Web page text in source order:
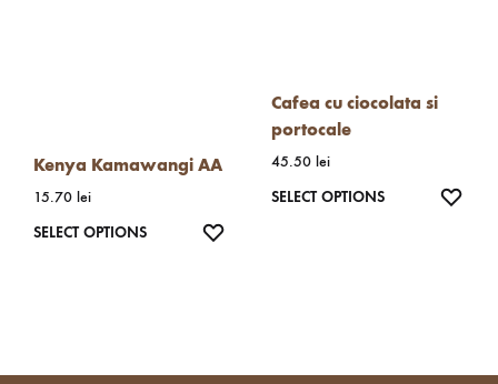
Kenya Kamawangi AA
15.70 lei
SELECT OPTIONS
Cafea cu ciocolata si
portocale
45.50 lei
SELECT OPTIONS